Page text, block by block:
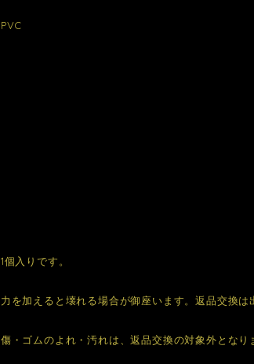
入りです。
を加えると壊れる場合が御座います。返品交換は
・ゴムのよれ・汚れは、返品交換の対象外となり